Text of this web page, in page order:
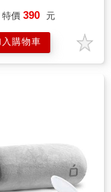
特價 390 元
入購物車